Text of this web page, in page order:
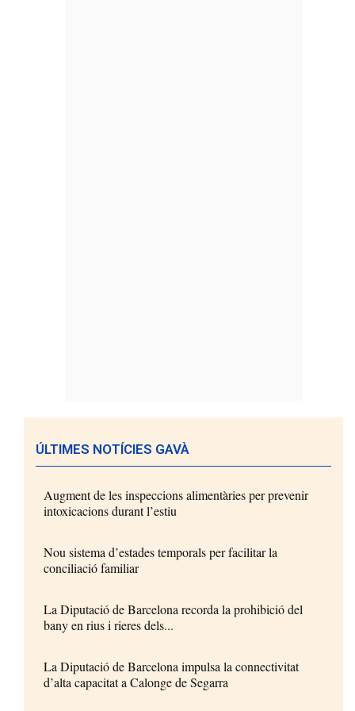
ÚLTIMES NOTÍCIES GAVÀ
Augment de les inspeccions alimentàries per prevenir
intoxicacions durant l’estiu
Nou sistema d’estades temporals per facilitar la
conciliació familiar
La Diputació de Barcelona recorda la prohibició del
bany en rius i rieres dels...
La Diputació de Barcelona impulsa la connectivitat
d’alta capacitat a Calonge de Segarra